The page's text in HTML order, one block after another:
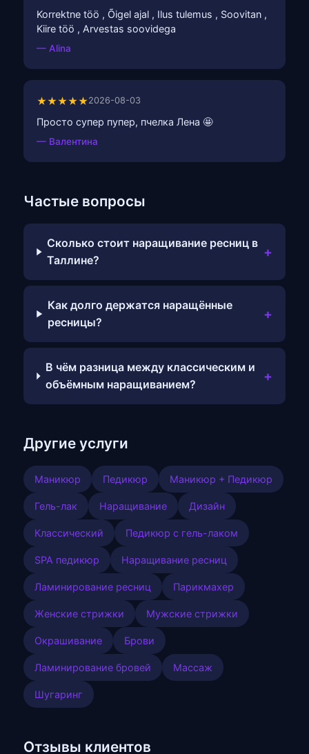
Korrektne töö , Õigel ajal , Ilus tulemus , Soovitan ,
Kiire töö , Arvestas soovidega
— Alina
★★★★★2026-08-03
Просто супер пупер, пчелка Лена 🤩
— Валентина
Частые вопросы
Сколько стоит наращивание ресниц в
Таллине?
+
Как долго держатся наращённые
ресницы?
+
В чём разница между классическим и
объёмным наращиванием?
+
Другие услуги
Маникюр Педикюр Маникюр + Педикюр
Гель-лак Наращивание Дизайн
Классический Педикюр с гель-лаком
SPA педикюр Наращивание ресниц
Ламинирование ресниц Парикмахер
Женские стрижки Мужские стрижки
Окрашивание Брови
Ламинирование бровей Массаж
Шугаринг
Отзывы клиентов